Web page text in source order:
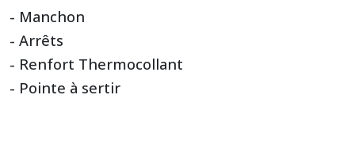
- Manchon
- Arrêts
- Renfort Thermocollant
- Pointe à sertir